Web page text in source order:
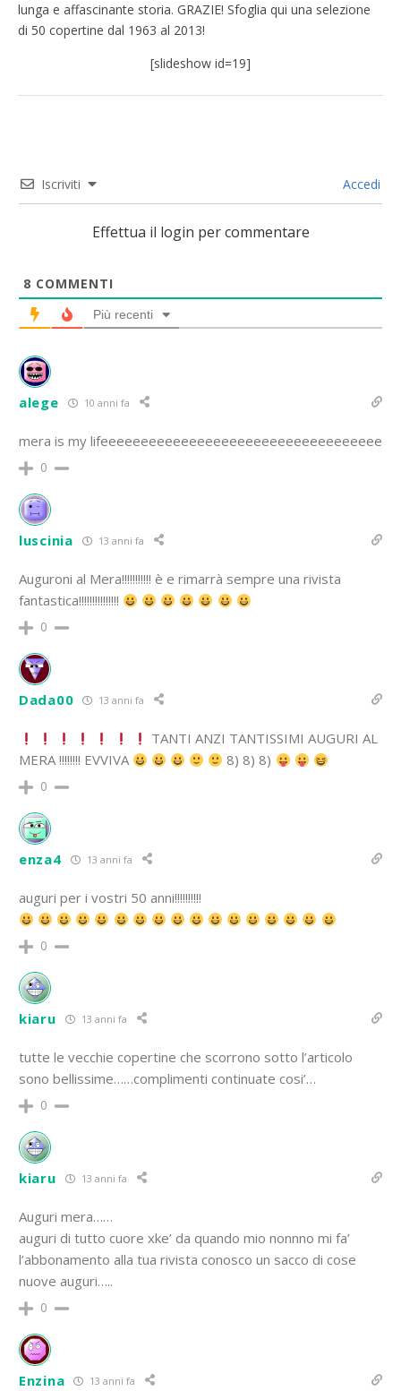
lunga e affascinante storia. GRAZIE! Sfoglia qui una selezione
di 50 copertine dal 1963 al 2013!
[slideshow id=19]
Iscriviti Accedi
Effettua il login per commentare
8 COMMENTI
Più recenti
alege 10 anni fa
mera is my lifeeeeeeeeeeeeeeeeeeeeeeeeeeeeeeeeeee
0
luscinia 13 anni fa
Auguroni al Mera!!!!!!!!!!! è e rimarrà sempre una rivista
fantastica!!!!!!!!!!!!!!!
0
Dada00 13 anni fa
TANTI ANZI TANTISSIMI AUGURI AL
MERA !!!!!!!! EVVIVA
8) 8) 8)
0
enza4 13 anni fa
auguri per i vostri 50 anni!!!!!!!!!!
0
kiaru 13 anni fa
tutte le vecchie copertine che scorrono sotto l’articolo
sono bellissime……complimenti continuate cosi’…
0
kiaru 13 anni fa
Auguri mera……
auguri di tutto cuore xke’ da quando mio nonnno mi fa’
l’abbonamento alla tua rivista conosco un sacco di cose
nuove auguri…..
0
Enzina 13 anni fa